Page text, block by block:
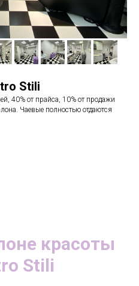
Stili
40% от прайса, 10% от продажи
Чаевые полностью отдаются
красоты
Stili